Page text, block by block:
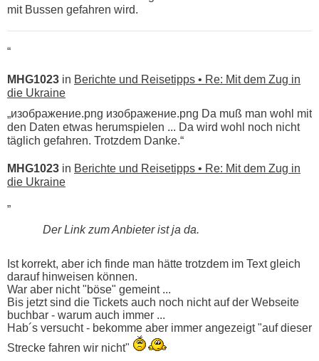
mit Bussen gefahren wird.
“
MHG1023 in Berichte und Reisetipps • Re: Mit dem Zug in
die Ukraine
„изображение.png изображение.png Da muß man wohl mit
den Daten etwas herumspielen ... Da wird wohl noch nicht
täglich gefahren. Trotzdem Danke.“
MHG1023 in Berichte und Reisetipps • Re: Mit dem Zug in
die Ukraine
„
Der Link zum Anbieter ist ja da.
Ist korrekt, aber ich finde man hätte trotzdem im Text gleich
darauf hinweisen können.
War aber nicht "böse" gemeint ...
Bis jetzt sind die Tickets auch noch nicht auf der Webseite
buchbar - warum auch immer ...
Hab´s versucht - bekomme aber immer angezeigt "auf dieser
Strecke fahren wir nicht"